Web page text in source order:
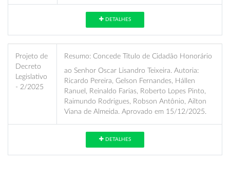
DETALHES
Projeto de
Decreto
Legislativo
- 2/2025
Resumo: Concede Título de Cidadão Honorário
ao Senhor Oscar Lisandro Teixeira. Autoria:
Ricardo Pereira, Gelson Fernandes, Hállen
Ranuel, Reinaldo Farias, Roberto Lopes Pinto,
Raimundo Rodrigues, Robson Antônio, Ailton
Viana de Almeida. Aprovado em 15/12/2025.
DETALHES